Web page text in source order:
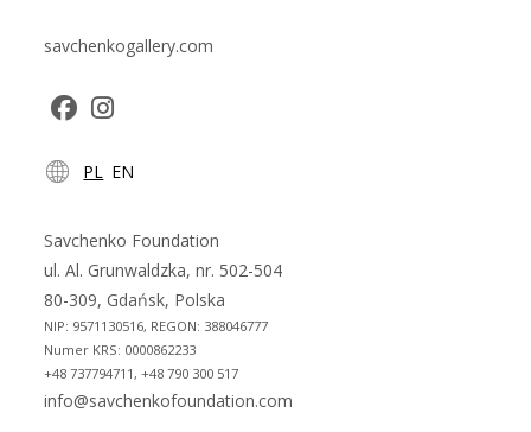
savchenkogallery.com
in
new
tab
in
new
tab
PL EN
Savchenko Foundation
ul. Al. Grunwaldzka, nr. 502-504
80-309, Gdańsk, Polska
NIP: 9571130516, REGON: 388046777
Numer KRS: 0000862233
+48 737794711, +48 790 300 517
info@savchenkofoundation.com